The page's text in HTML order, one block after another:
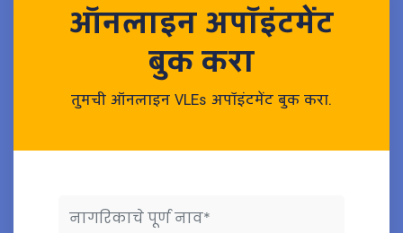
ऑनलाइन अपॉइंटमेंट
बुक करा
तुमची ऑनलाइन VLEs अपॉइंटमेंट बुक करा.